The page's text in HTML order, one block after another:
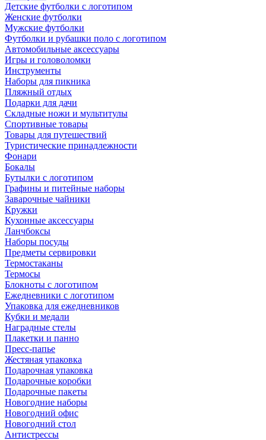
Детские футболки с логотипом
Женские футболки
Мужские футболки
Футболки и рубашки поло с логотипом
Автомобильные аксессуары
Игры и головоломки
Инструменты
Наборы для пикника
Пляжный отдых
Подарки для дачи
Складные ножи и мультитулы
Спортивные товары
Товары для путешествий
Туристические принадлежности
Фонари
Бокалы
Бутылки с логотипом
Графины и питейные наборы
Заварочные чайники
Кружки
Кухонные аксессуары
Ланчбоксы
Наборы посуды
Предметы сервировки
Термостаканы
Термосы
Блокноты с логотипом
Ежедневники с логотипом
Упаковка для ежедневников
Кубки и медали
Наградные стелы
Плакетки и панно
Пресс-папье
Жестяная упаковка
Подарочная упаковка
Подарочные коробки
Подарочные пакеты
Новогодние наборы
Новогодний офис
Новогодний стол
Антистрессы